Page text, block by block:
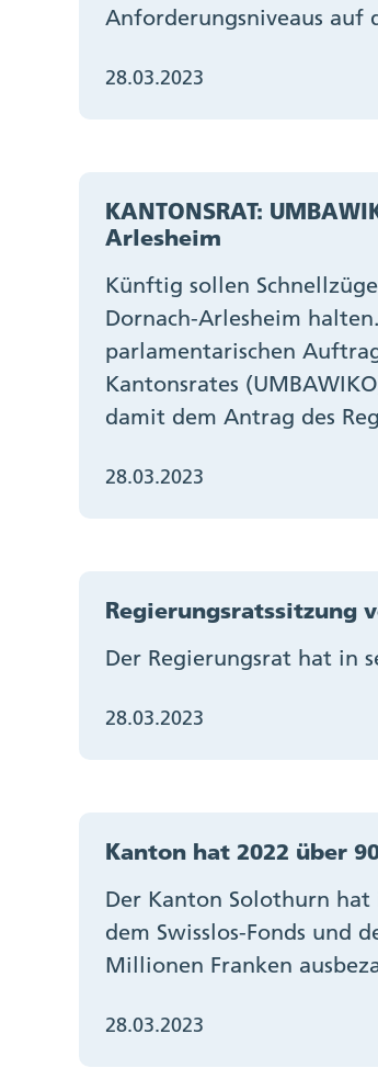
Anforderungsniveaus auf
28.03.2023
KANTONSRAT:
Arlesheim
Künftig sollen
Dornach-Arlesheim
parlamentarischen
Kantonsrates
damit dem Antrag des
28.03.2023
Regierungsratssitzung
Der Regierungsrat hat in
28.03.2023
Kanton hat 2022 über
Der Kanton Solothurn hat
dem Swisslos-Fonds und
Millionen Franken
28.03.2023